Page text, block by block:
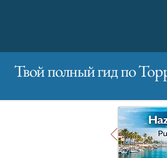
Твой полный гид по